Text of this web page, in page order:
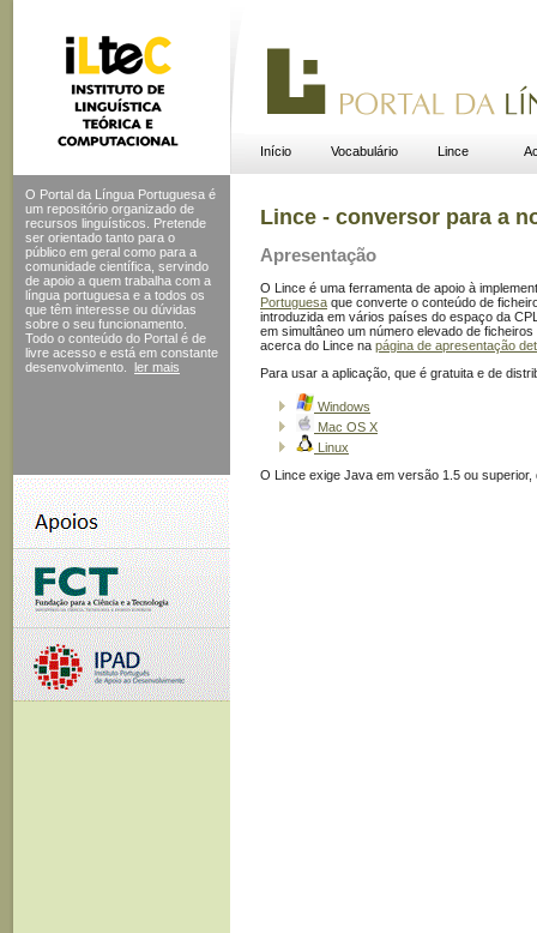
Início Vocabulário Lince
O Portal da Língua Portuguesa é
um repositório organizado de
recursos linguísticos. Pretende
ser orientado tanto para o
público em geral como para a
comunidade científica, servindo
de apoio a quem trabalha com a
língua portuguesa e a todos os
que têm interesse ou dúvidas
sobre o seu funcionamento.
Todo o conteúdo do Portal é de
livre acesso e está em constante
desenvolvimento.
ler mais
Lince - conversor para a
Apresentação
O Lince é uma ferramenta de apoio à
Portuguesa que converte o conteúdo de
introduzida em vários países do espaço da
em simultâneo um número elevado de
acerca do Lince na página de apresentação
Para usar a aplicação, que é gratuita e de
Windows
Mac OS X
Linux
O Lince exige Java em versão 1.5 ou